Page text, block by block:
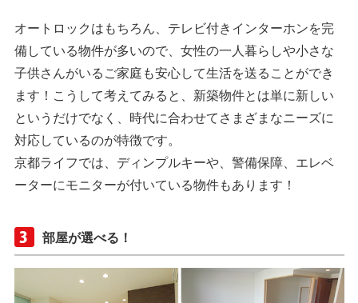
オートロックはもちろん、テレビ付きインターホンを完
備している物件が多いので、女性の一人暮らしや小さな
子供さんがいるご家庭も安心して生活を送ることができ
ます！こうして考えてみると、新築物件とは単に新しい
というだけでなく、時代に合わせてさまざまなニーズに
対応しているのが特徴です。
京都ライフでは、ディンプルキーや、警備保障、エレベ
ーターにモニターが付いている物件もあります！
部屋が選べる！